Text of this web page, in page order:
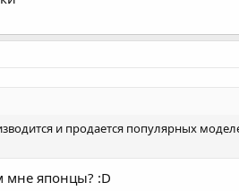
и продается популярных
мне японцы? :D